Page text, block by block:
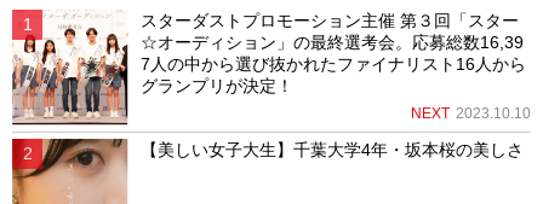
スターダストプロモーション主催 第３回「スター
☆オーディション」の最終選考会。応募総数16,39
7人の中から選び抜かれたファイナリスト16人から
グランプリが決定！
NEXT 2023.10.10
【美しい女子大生】千葉大学4年・坂本桜の美しさ